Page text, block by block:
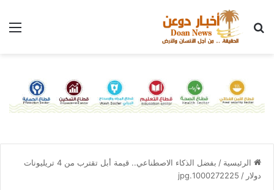
الرئيسية /
بفضل الذكاء الاصطناعي.. قيمة أبل تقترب من 4 تريليونات
دولار /
1000272225.jpg